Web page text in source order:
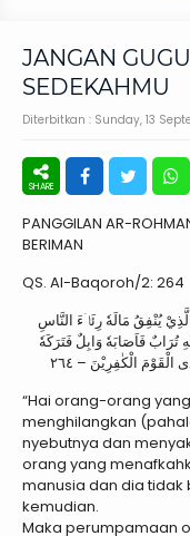
JANGAN
SEDEKAHMU
Diterbitkan : Sunday, 13
PANGGILAN AR-
BERIMAN
QS. Al-Baqoroh/2: 264
يُنْفِقُ مَالَهٗ رِئَاۤءَ النَّاسِ
تُرَابٌ فَاَصَابَهٗ وَابِلٌ فَتَرَكَهٗ
الْكٰفِرِيْنَ – ٢٦٤
“Hai orang-orang
menghilangkan
nyebutnya dan
orang yang
manusia dan dia tidak
kemudian.
Maka perumpamaan